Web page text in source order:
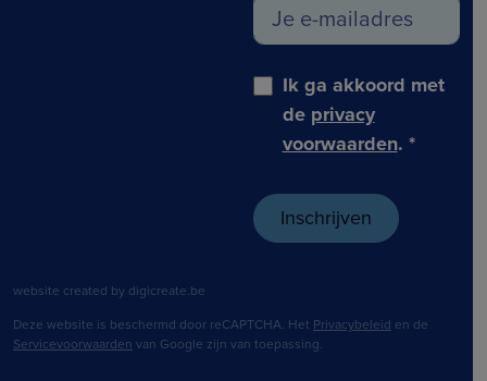
Ik ga akkoord met
de privacy
voorwaarden. *
website created by digicreate.be
Deze website is beschermd door reCAPTCHA. Het Privacybeleid en de
Servicevoorwaarden van Google zijn van toepassing.